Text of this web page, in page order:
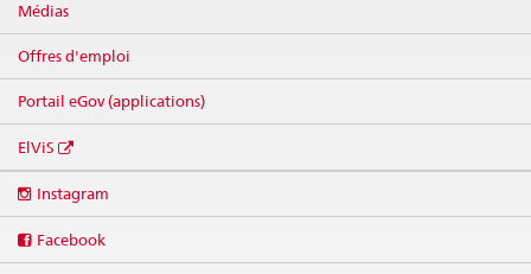
Médias
Offres d'emploi
Portail eGov (applications)
ElViS
media
Instagram
Facebook